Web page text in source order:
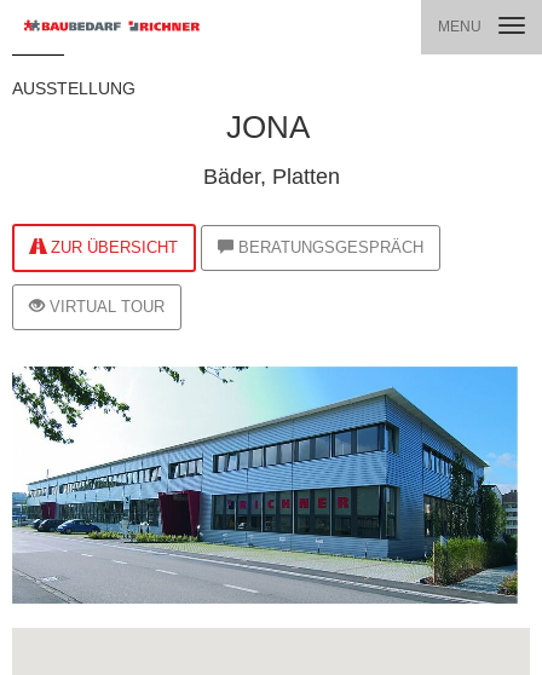
MENU
AUSSTELLUNG
JONA
Bäder, Platten
ZUR ÜBERSICHT BERATUNGSGESPRÄCH
VIRTUAL TOUR